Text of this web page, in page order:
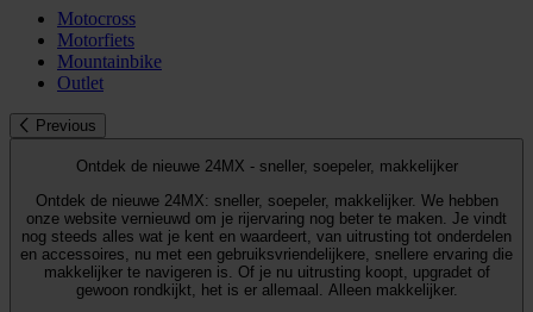
Motocross
Motorfiets
Mountainbike
Outlet
Previous
Ontdek de nieuwe 24MX - sneller, soepeler, makkelijker
Ontdek de nieuwe 24MX: sneller, soepeler, makkelijker. We hebben
onze website vernieuwd om je rijervaring nog beter te maken. Je vindt
nog steeds alles wat je kent en waardeert, van uitrusting tot onderdelen
en accessoires, nu met een gebruiksvriendelijkere, snellere ervaring die
makkelijker te navigeren is. Of je nu uitrusting koopt, upgradet of
gewoon rondkijkt, het is er allemaal. Alleen makkelijker.